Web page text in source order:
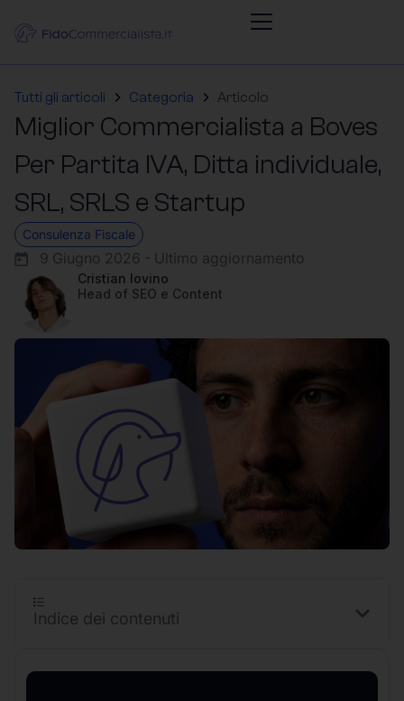
Tutti gli articoli Categoria Articolo
Miglior Commercialista a Boves
Per Partita IVA, Ditta individuale,
SRL, SRLS e Startup
Consulenza Fiscale
9 Giugno 2026 - Ultimo aggiornamento
Cristian Iovino
Head of SEO e Content
Indice dei contenuti